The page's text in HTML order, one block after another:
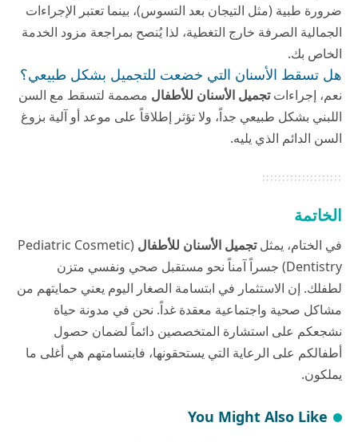
ضرورة طبية (مثل التيجان بعد التسوس)، بينما تعتبر الإجراءات
الجمالية الصرفة خارج التغطية، لذا يُنصح بمراجعة مزود الخدمة
الخاص بك.
هل تسقط الأسنان التي خضعت للتجميل بشكل طبيعي؟
نعم، إجراءاتتجميل الأسنان للأطفال مصممة لتسقط مع السن
اللبني بشكل طبيعي جداً، ولا تؤثر إطلاقاً على موعد أو آلية بزوغ
السن الدائم الذي يليه.
الخاتمة
في الختام، يمثلتجميل الأسنان للأطفال (Pediatric Cosmetic
Dentistry) جسراً آمناً نحو مستقبل صحي ونفسي متزن
لطفلك. إن الاستثمار في ابتسامة الصغار اليوم يعني حمايتهم من
مشاكل صحية واجتماعية معقدة غداً. نحن في مدونة حياة
نشجعكم على استشارة المتخصصين دائماً لضمان حصول
أطفالكم على الرعاية التي يستحقونها، فابتسامتهم هي أغلى ما
يملكون.
You Might Also Like